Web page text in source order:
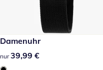
39,99 €
Damenuhr
39,99 €
nur 39,99 €